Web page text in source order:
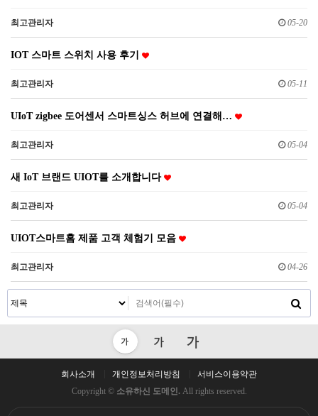
최고관리자 05-20
IOT 스마트 스위치 사용 후기
최고관리자 05-11
UIoT zigbee 도어센서 스마트싱스 허브에 연결해…
최고관리자 05-04
새 IoT 브랜드 UIOT를 소개합니다
최고관리자 05-04
UIOT스마트홈 제품 고객 체험기 모음
최고관리자 04-26
회사소개 개인정보처리방침
서비스이용약관
Copyright © 소유하신 도메인. All rights reserved.